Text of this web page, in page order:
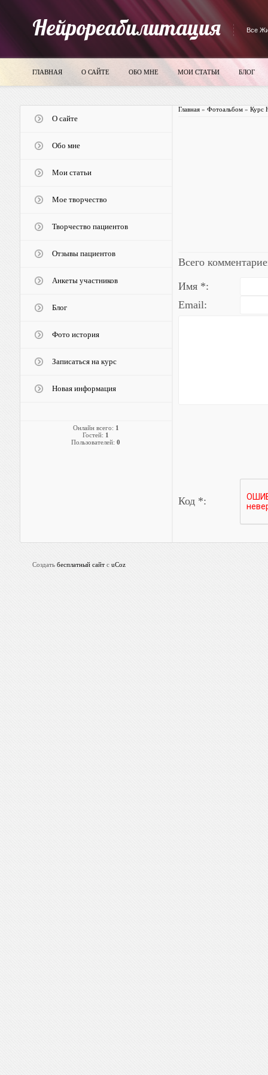
Нейрореабилитация Все
ГЛАВНАЯ О САЙТЕ ОБО МНЕ МОИ СТАТЬИ БЛОГ
О сайте
Обо мне
Мои статьи
Мое творчество
Творчество пациентов
Отзывы пациентов
Анкеты участников
Блог
Фото история
Записаться на курс
Новая информация
Онлайн всего: 1
Гостей: 1
Пользователей: 0
Главная» Фотоальбом» Курс
Всего
Имя *:
Email:
Код *:
Создать бесплатный сайт с uCoz